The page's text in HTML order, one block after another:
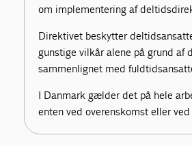
om implementering af
Direktivet beskytter
gunstige vilkår alene på grund af
sammenlignet med
I Danmark gælder det på hele
enten ved overenskomst eller ved